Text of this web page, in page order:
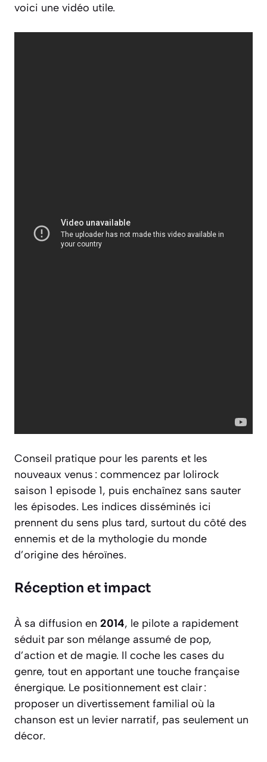
voici une vidéo utile.
Conseil pratique pour les parents et les
nouveaux venus : commencez par lolirock
saison 1 episode 1, puis enchaînez sans sauter
les épisodes. Les indices disséminés ici
prennent du sens plus tard, surtout du côté des
ennemis et de la mythologie du monde
d’origine des héroïnes.
Réception et impact
À sa diffusion en 2014, le pilote a rapidement
séduit par son mélange assumé de pop,
d’action et de magie. Il coche les cases du
genre, tout en apportant une touche française
énergique. Le positionnement est clair :
proposer un divertissement familial où la
chanson est un levier narratif, pas seulement un
décor.